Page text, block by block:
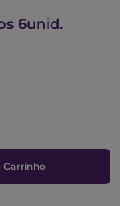
6unid.
Carrinho